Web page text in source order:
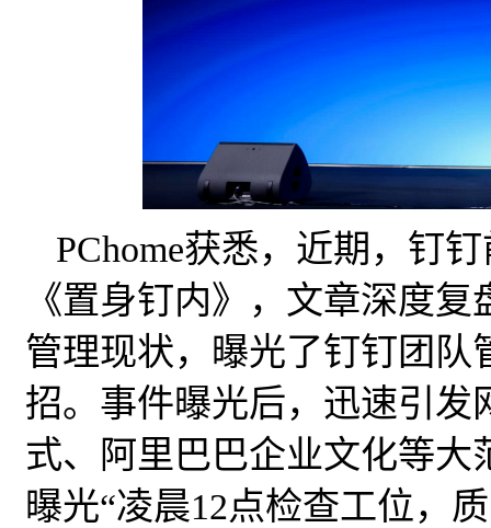
PChome获悉，近期，钉
《置身钉内》，文章深度
管理现状，曝光了钉钉团队
招。事件曝光后，迅速引
式、阿里巴巴企业文化等大
曝光“凌晨12点检查工位，